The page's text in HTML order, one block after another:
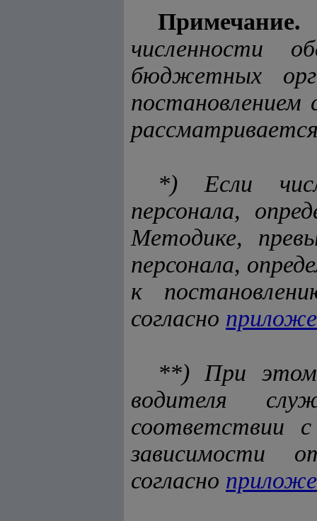
Примечание.
численности
бюджетных
постановлением
*) Если
персонала,
Методике,
персонала,
к
согласно
**) При этом
водителя
соответствии
зависимости
согласно